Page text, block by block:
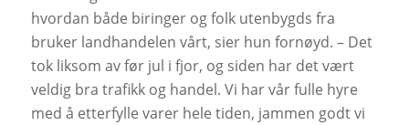
hvordan både biringer og folk utenbygds fra
bruker landhandelen vårt, sier hun fornøyd. – Det
tok liksom av før jul i fjor, og siden har det vært
veldig bra trafikk og handel. Vi har vår fulle hyre
med å etterfylle varer hele tiden, jammen godt vi